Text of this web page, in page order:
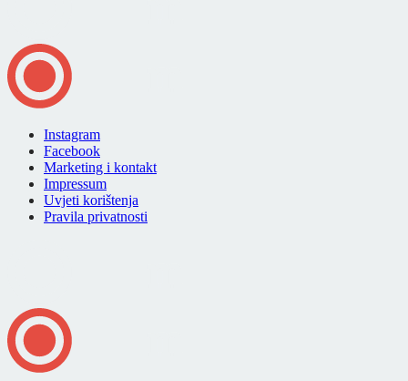
Instagram
Facebook
Marketing i kontakt
Impressum
Uvjeti korištenja
Pravila privatnosti